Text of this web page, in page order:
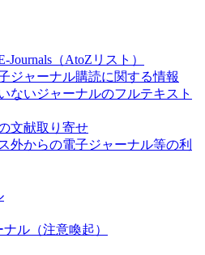
Journals（AtoZリスト）
ジャーナル購読に関する情報
ないジャーナルのフルテキスト
文献取り寄せ
外からの電子ジャーナル等の利
ル（注意喚起）